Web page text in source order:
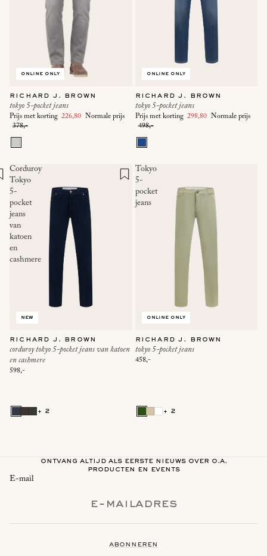
online only
richard j. brown
tokyo 5-pocket jeans
Prijs met korting 226,80 Normale prijs
378,-
online only
richard j. brown
tokyo 5-pocket jeans
Prijs met korting 298,80
Normale prijs
498,-
Corduroy
Tokyo
5-
pocket
jeans
van
katoen
en
cashmere
new
richard j. brown
corduroy tokyo 5-pocket jeans van katoen
en cashmere
598,-
+ 2
Tokyo
5-
pocket
jeans
online only
richard j. brown
tokyo 5-pocket jeans
458,-
+ 2
ontvang altijd als eerste nieuws over o.a.
producten en events
E-mail
abonneren